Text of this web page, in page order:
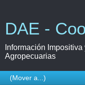
DAE -
Información
Agropecuarias